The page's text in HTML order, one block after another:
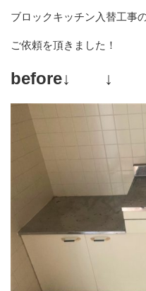
ブロックキッチン入替工事
ご依頼を頂きました！
before↓ ↓